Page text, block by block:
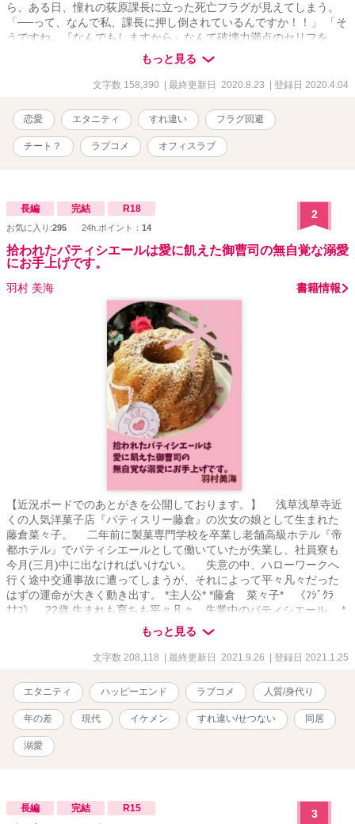
ら、ある日、憧れの荻原課長に立った死亡フラグが見えてしまう。
「──って、なんで私、課長に押し倒されているんですか！！」 「そ
うですね。『なんでもしますから』なんて破壊力満点のセリフを、
深く考えずに男の前で口にする粗忽者の部下に、色々と教えてあげ
ないといけない立場ですから」 死亡フラグを回避しようとする
と、何故かもれなくエッチなシチュエーションに持ち込まれてしま
ブコメディ。
もっと見る
文字数 158,390 | 最終更新日 2020.8.23 | 登録日 2020.4.04
恋愛 エタニティ すれ違い フラグ回避
チート？ ラブコメ オフィスラブ
長編 完結 R18
お気に入り:295 24h.ポイント： 14
2
拾われたパティシエールは愛に飢えた御曹司の無自覚な溺愛
にお手上げです。
羽村 美海 書籍情報
【近況ボードでのあとがきを公開しております。】 浅草浅草寺近
くの人気洋菓子店『パティスリー藤倉』の次女の娘として生まれた
藤倉菜々子。 二年前に製菓専門学校を卒業し老舗高級ホテル『帝
都ホテル』でパティシエールとして働いていたが失業し、社員寮も
今月(三月)中に出なければいけない。 失意の中、ハローワークへ
行く途中交通事故に遭ってしまうが、それによって平々凡々だった
はずの運命が大きく動き出す。 *主人公* *藤倉 菜々子* 《ﾌｼﾞｸﾗ
ﾅﾅｺ》 22歳 生まれも育ちも平々凡々。失業中のパティシエール。 *
桜小路 創* 《ｻｸﾗｺｳｼﾞ ﾊｼﾞﾒ》 27歳 生まれも育ちも超一流、ま
るで歩く上流階級。傲慢で我儘な財閥系企業グループのイケメン俺
様御曹司。 「なんだ？ 真っ赤になって固まって、まるで処女だ
殊能力持ちになった初心でうっかり者のパティシエールとある事情
から女性不信?となった無愛想で傲慢で我儘な俺様御曹司のスイーツ
と亀が織りなす切な甘い恋✧ ※完結後に修正しましたが内容に変
更はありません。 ※他視点あり。 ※第三部より大人表現が入る予定
です。章題に♡と表記します。 ※傲慢で俺様なヒーローなので強引
だったり無理矢理な場面もあります。苦手な方はご注意ください。
催、小説大賞＆コミック原作大賞、恋愛ファンタジー部門、一次選
考通過✧ ✥21.1.25 連載開始21.06.28完結✥
もっと見る
文字数 208,118 | 最終更新日 2021.9.26 | 登録日 2021.1.25
エタニティ ハッピーエンド ラブコメ 人質/身代り
年の差 現代 イケメン すれ違い/せつない 同居
溺愛
長編 完結 R15 3